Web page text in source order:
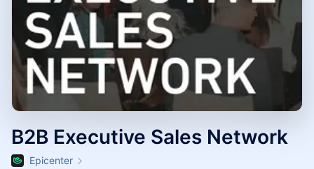
B2B Executive Sales Network
Epicenter